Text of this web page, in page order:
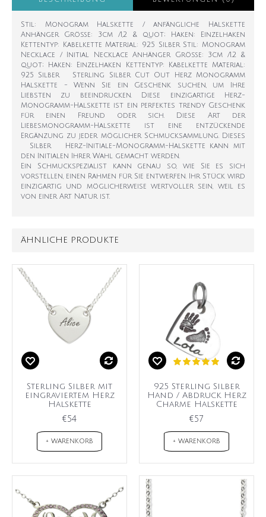
Stil: Monogram Halskette / anfängliche Halskette
Anhänger Größe: 3cm /1,2 & quot; Haken: Einzelhaken
Kettentyp: Kabelkette Material: 925 Silber Stil: Monogram
Necklace / Initial Necklace Anhänger Größe: 3cm /1.2 &
quot; Haken: Einzelhaken Kettentyp: Kabelkette Material:
925 Silber Sterling Silber Cut Out Herz Monogramm
Halskette - Wenn Sie ein Geschenk suchen, um Ihre
Liebsten zu beeindrucken. Diese einzigartige Herz-
Monogramm-Halskette ist ein perfektes trendy Geschenk
für einen Freund oder sich. Diese Art der
Liebesmonogramm-Halskette ist eine entzückende
Ergänzung zu jeder möglicher Schmucksammlung. Dieses
Silber Herz-Initiale-Monogramm-Halskette kann mit
den Initialen Ihrer Wahl gemacht werden.
Ein Schmuckspezialist kann genau so, wie Sie es sich
vorstellen, einen Rahmen für Sie entwerfen. Ihr Stück wird
einzigartig und möglicherweise wertvoller sein, weil es
von einer Art Natur ist.
ÄHNLICHE PRODUKTE
Sterling Silber mit
eingraviertem Herz
Halskette
€54
+ WARENKORB
925 Sterling Silber
Hand / Abdruck Herz
Charme Halskette
€57
+ WARENKORB